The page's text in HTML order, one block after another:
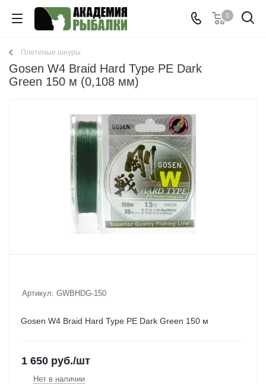
0
Плетеные шнуры
Gosen W4 Braid Hard Type PE Dark
Green 150 м (0,108 мм)
Артикул: GWBHDG-150
Gosen W4 Braid Hard Type PE Dark Green 150 м
1 650 руб./шт
Нет в наличии